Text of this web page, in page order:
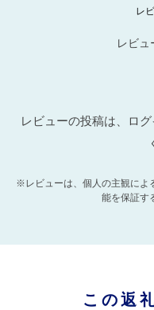
レ
レビュ
レビューの投稿は、ロ
※レビューは、個人の主観によ
能を保証す
この返